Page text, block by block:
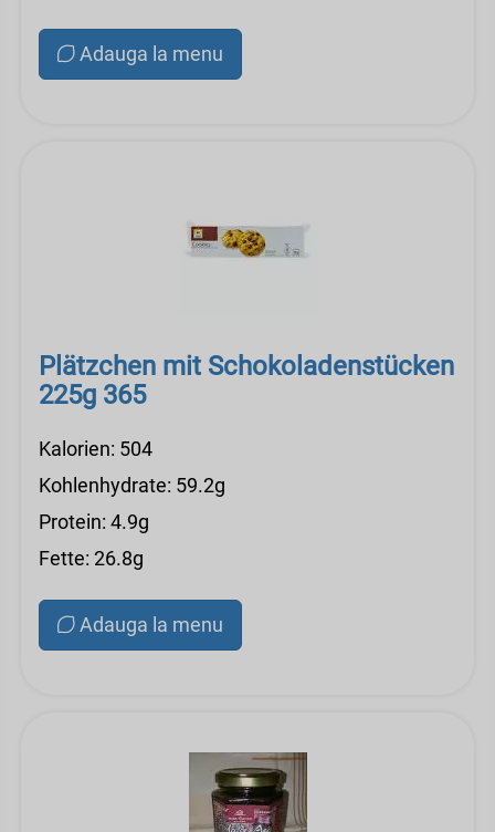
Adauga la menu
Plätzchen mit Schokoladenstücken
225g 365
Kalorien: 504
Kohlenhydrate: 59.2g
Protein: 4.9g
Fette: 26.8g
Adauga la menu